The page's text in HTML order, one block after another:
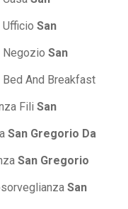
San
San
And Breakfast
Fili San
San Gregorio Da
San Gregorio
San